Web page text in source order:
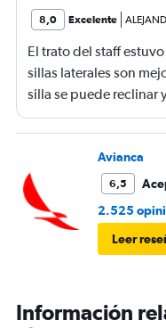
8,0 Excelente
El trato del staff
sillas laterales son
silla se puede reclinar
Avianca
6,5
2.525
Leer
Información